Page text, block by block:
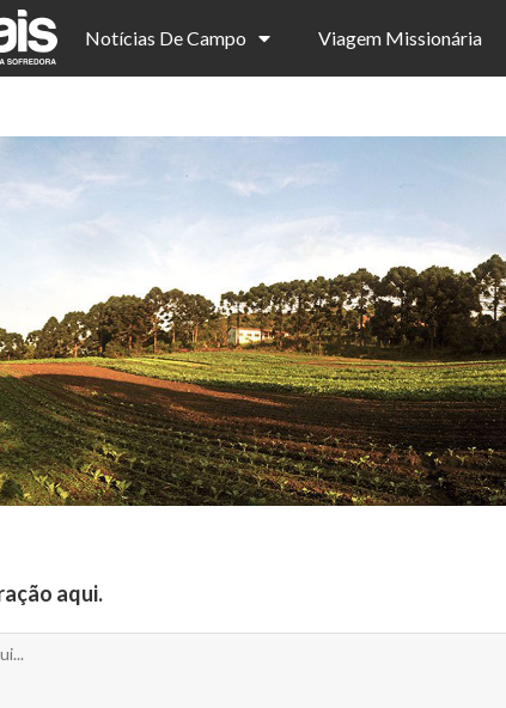
Notícias De Campo Viagem Missionária
aqui.